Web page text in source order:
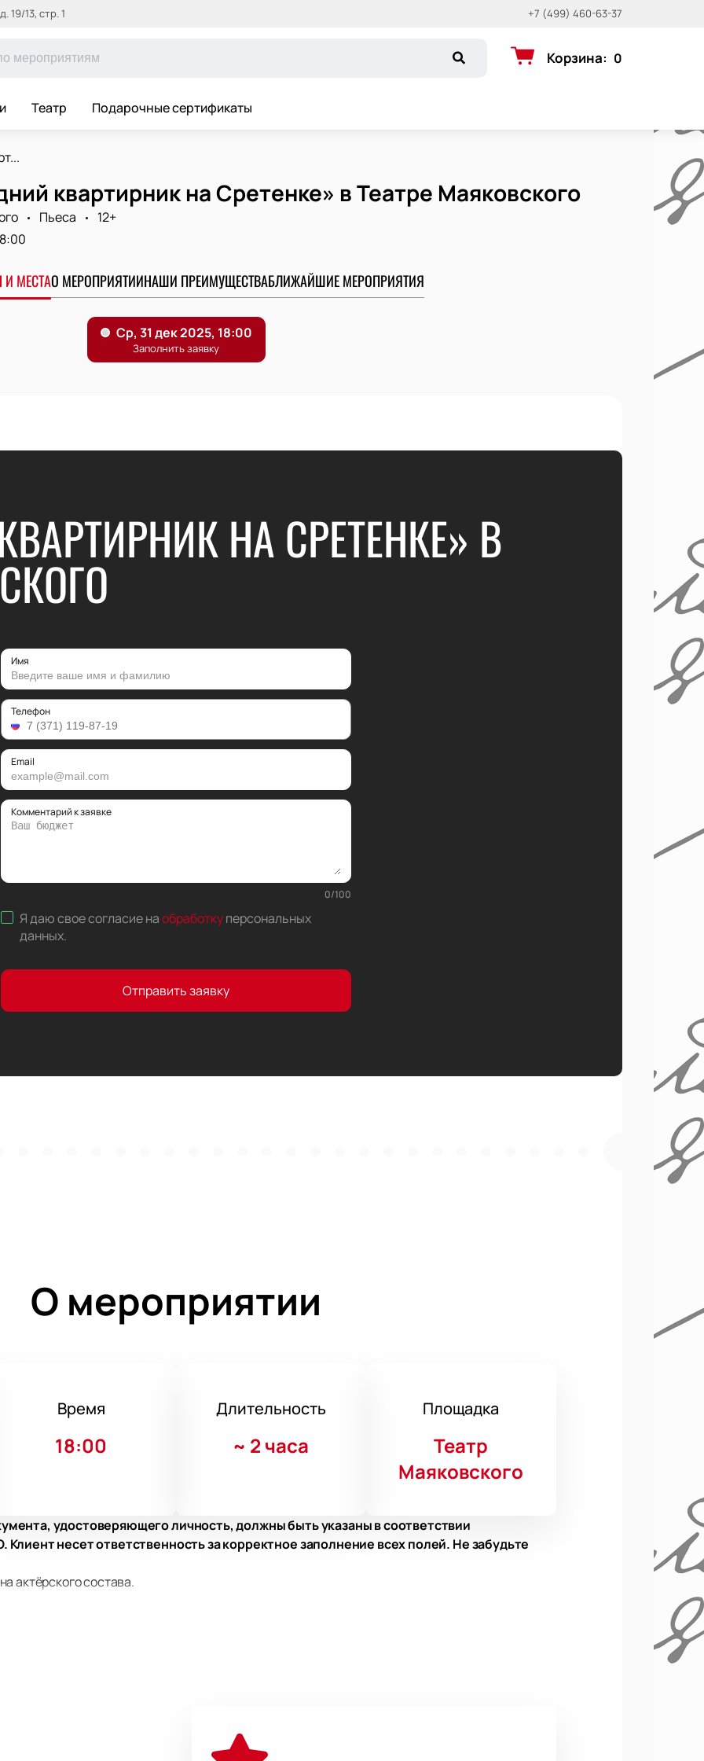
19/13, стр. 1 +7 (499) 460-63-37
Корзина: 0
Театр Подарочные сертификаты
квартирник на Сретенке» в Театре Маяковского
Пьеса
12+
МЕСТАО МЕРОПРИЯТИИНАШИ ПРЕИМУЩЕСТВАБЛИЖАЙШИЕ МЕРОПРИЯТИЯ
НА СРЕТЕНКЕ» В
Имя
Телефон
Email
Комментарий к заявке
0/100
Я даю свое согласие наобработкуперсональных
данных.
Отправить заявку
О мероприятии
Время
18:00
Длительность
~ 2 часа
Площадка
Театр
Маяковского
удостоверяющего личность, должны быть указаны в соответствии
несет ответственность за корректное заполнение всех полей. Не забудьте
актёрского состава.